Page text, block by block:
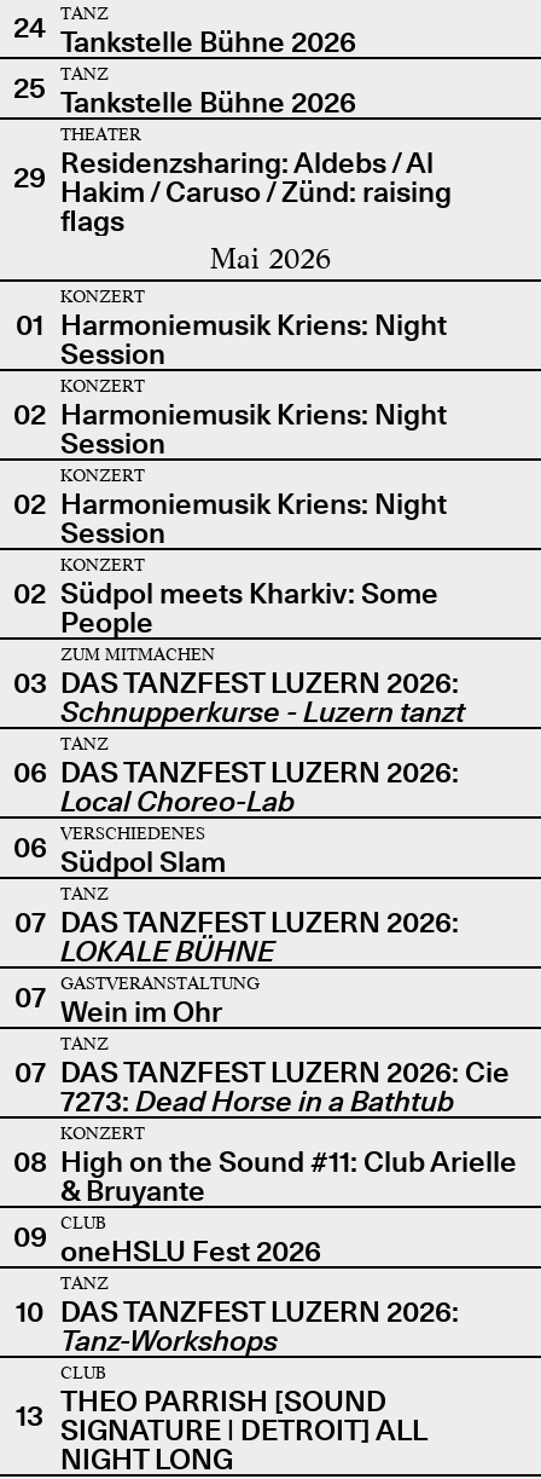
24
TANZ
Tankstelle Bühne 2026
25
TANZ
Tankstelle Bühne 2026
29
THEATER
Residenzsharing: Aldebs / Al
Hakim / Caruso / Zünd: raising
flags
Mai 2026
01
KONZERT
Harmoniemusik Kriens: Night
Session
02
KONZERT
Harmoniemusik Kriens: Night
Session
02
KONZERT
Harmoniemusik Kriens: Night
Session
02
KONZERT
Südpol meets Kharkiv: Some
People
03
ZUM MITMACHEN
DAS TANZFEST LUZERN 2026:
Schnupperkurse - Luzern tanzt
06
TANZ
DAS TANZFEST LUZERN 2026:
Local Choreo-Lab
06
VERSCHIEDENES
Südpol Slam
07
TANZ
DAS TANZFEST LUZERN 2026:
LOKALE BÜHNE
07
GASTVERANSTALTUNG
Wein im Ohr
07
TANZ
DAS TANZFEST LUZERN 2026: Cie
7273: Dead Horse in a Bathtub
08
KONZERT
High on the Sound #11: Club Arielle
& Bruyante
09
CLUB
oneHSLU Fest 2026
10
TANZ
DAS TANZFEST LUZERN 2026:
Tanz-Workshops
13
CLUB
THEO PARRISH [SOUND
SIGNATURE | DETROIT] ALL
NIGHT LONG